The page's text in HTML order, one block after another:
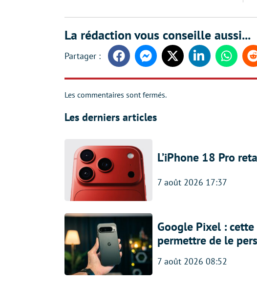
La rédaction vous conseille aussi...
FacebookMessengerTwitter Linkedin
Les commentaires sont fermés.
Les derniers articles
L’iPhone 18 Pro
7 août 2026 17:37
Google Pixel :
permettre de le
7 août 2026 08:52